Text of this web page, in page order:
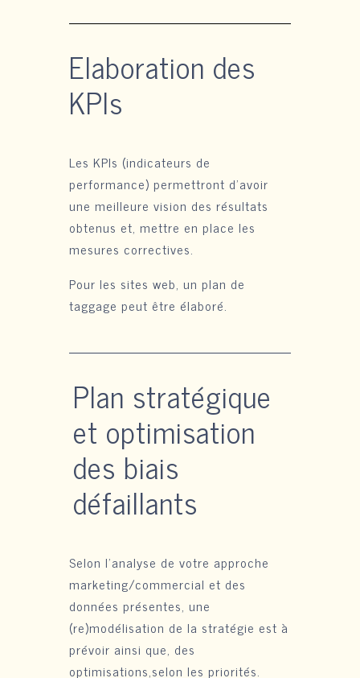
Elaboration des
KPIs
Les KPIs (indicateurs de
performance) permettront d’avoir
une meilleure vision des résultats
obtenus et, mettre en place les
mesures correctives.
Pour les sites web, un plan de
taggage peut être élaboré.
Plan stratégique
et optimisation
des biais
défaillants
Selon l’analyse de votre approche
marketing/commercial et des
données présentes, une
(re)modélisation de la stratégie est à
prévoir ainsi que, des
optimisations,selon les priorités.